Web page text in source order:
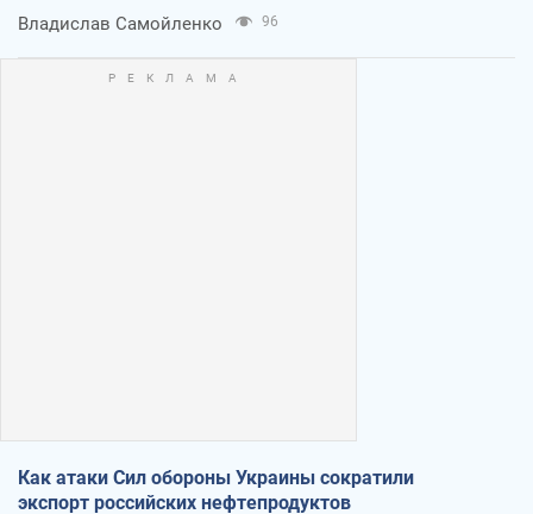
Владислав Самойленко 96
Как атаки Сил обороны Украины сократили
экспорт российских нефтепродуктов